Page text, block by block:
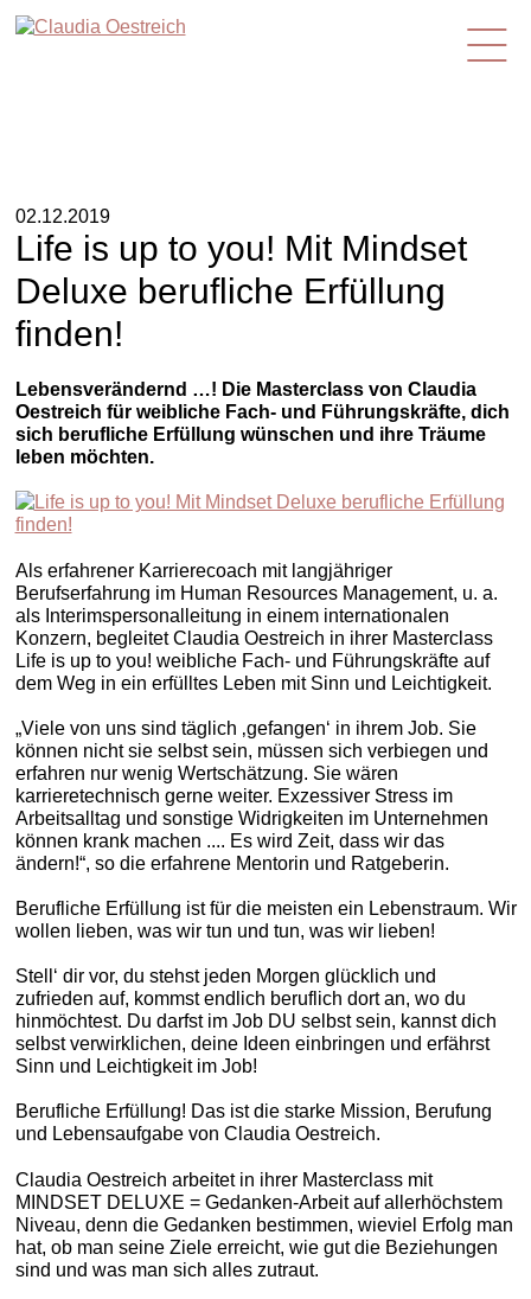
de
02.12.2019
Life is up to you! Mit Mindset
Deluxe berufliche Erfüllung
finden!
Lebensverändernd …! Die Masterclass von Claudia
Oestreich für weibliche Fach- und Führungskräfte, dich
sich berufliche Erfüllung wünschen und ihre Träume
leben möchten.
Als erfahrener Karrierecoach mit langjähriger
Berufserfahrung im Human Resources Management, u. a.
als Interimspersonalleitung in einem internationalen
Konzern, begleitet Claudia Oestreich in ihrer Masterclass
Life is up to you! weibliche Fach- und Führungskräfte auf
dem Weg in ein erfülltes Leben mit Sinn und Leichtigkeit.
„Viele von uns sind täglich ‚gefangen‘ in ihrem Job. Sie
können nicht sie selbst sein, müssen sich verbiegen und
erfahren nur wenig Wertschätzung. Sie wären
karrieretechnisch gerne weiter. Exzessiver Stress im
Arbeitsalltag und sonstige Widrigkeiten im Unternehmen
können krank machen .... Es wird Zeit, dass wir das
ändern!“, so die erfahrene Mentorin und Ratgeberin.
Berufliche Erfüllung ist für die meisten ein Lebenstraum. Wir
wollen lieben, was wir tun und tun, was wir lieben!
Stell‘ dir vor, du stehst jeden Morgen glücklich und
zufrieden auf, kommst endlich beruflich dort an, wo du
hinmöchtest. Du darfst im Job DU selbst sein, kannst dich
selbst verwirklichen, deine Ideen einbringen und erfährst
Sinn und Leichtigkeit im Job!
Berufliche Erfüllung! Das ist die starke Mission, Berufung
und Lebensaufgabe von Claudia Oestreich.
Claudia Oestreich arbeitet in ihrer Masterclass mit
MINDSET DELUXE = Gedanken-Arbeit auf allerhöchstem
Niveau, denn die Gedanken bestimmen, wieviel Erfolg man
hat, ob man seine Ziele erreicht, wie gut die Beziehungen
sind und was man sich alles zutraut.